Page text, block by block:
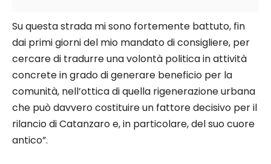
Su questa strada mi sono fortemente battuto, fin
dai primi giorni del mio mandato di consigliere, per
cercare di tradurre una volontà politica in attività
concrete in grado di generare beneficio per la
comunità, nell’ottica di quella rigenerazione urbana
che può davvero costituire un fattore decisivo per il
rilancio di Catanzaro e, in particolare, del suo cuore
antico”.